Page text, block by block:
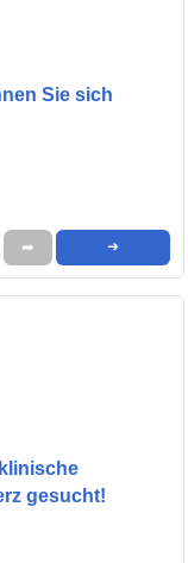
Sie sich
➦ ➜
gesucht!